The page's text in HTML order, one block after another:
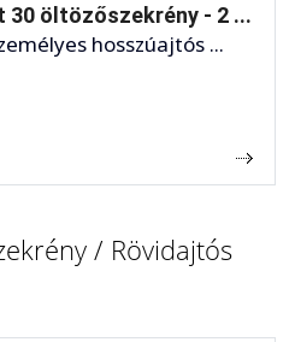
30 öltözőszekrény - 2 ...
hosszúajtós ...
/ Rövidajtós